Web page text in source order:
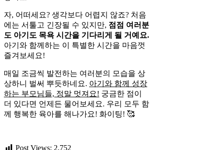
자, 어떠세요? 생각보다 어렵지 않죠? 처음
에는 서툴고 긴장될 수 있지만, 점점 여러분
도 아기도 목욕 시간을 기다리게 될 거예요.
아기와 함께하는 이 특별한 시간을 마음껏
즐겨보세요!
매일 조금씩 발전하는 여러분의 모습을 상
상하니 벌써 뿌듯하네요. 아기와 함께 성장
하는 부모님들, 정말 멋져요! 궁금한 점이
더 있다면 언제든 물어보세요. 우리 모두 함
께 행복한 육아를 해나가요! 화이팅! 🥰
Post Views: 2,752